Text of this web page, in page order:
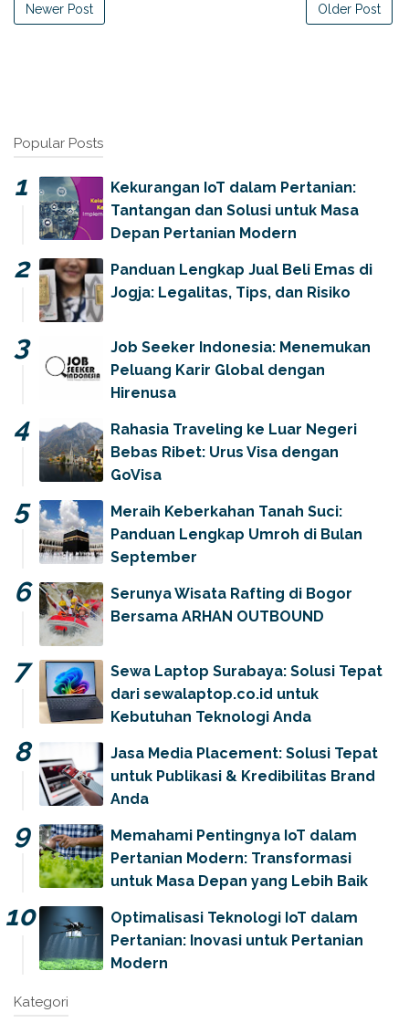
Newer Post Older Post
Popular Posts
Kekurangan IoT dalam Pertanian:
Tantangan dan Solusi untuk Masa
Depan Pertanian Modern
Panduan Lengkap Jual Beli Emas di
Jogja: Legalitas, Tips, dan Risiko
Job Seeker Indonesia: Menemukan
Peluang Karir Global dengan
Hirenusa
Rahasia Traveling ke Luar Negeri
Bebas Ribet: Urus Visa dengan
GoVisa
Meraih Keberkahan Tanah Suci:
Panduan Lengkap Umroh di Bulan
September
Serunya Wisata Rafting di Bogor
Bersama ARHAN OUTBOUND
Sewa Laptop Surabaya: Solusi Tepat
dari sewalaptop.co.id untuk
Kebutuhan Teknologi Anda
Jasa Media Placement: Solusi Tepat
untuk Publikasi & Kredibilitas Brand
Anda
Memahami Pentingnya IoT dalam
Pertanian Modern: Transformasi
untuk Masa Depan yang Lebih Baik
Optimalisasi Teknologi IoT dalam
Pertanian: Inovasi untuk Pertanian
Modern
Kategori